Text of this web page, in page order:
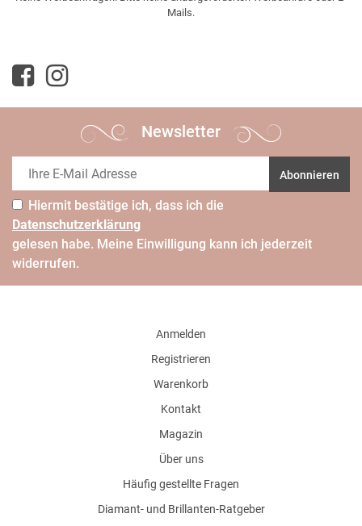
Mails.
Newsletter
Abonnieren
Hiermit bestätige ich, dass ich die
Daten­schutz­erklärung
gelesen habe. Meine Einwilligung kann ich jederzeit
widerrufen.
Anmelden
Registrieren
Warenkorb
Kontakt
Magazin
Über uns
Häufig gestellte Fragen
Diamant- und Brillanten-Ratgeber